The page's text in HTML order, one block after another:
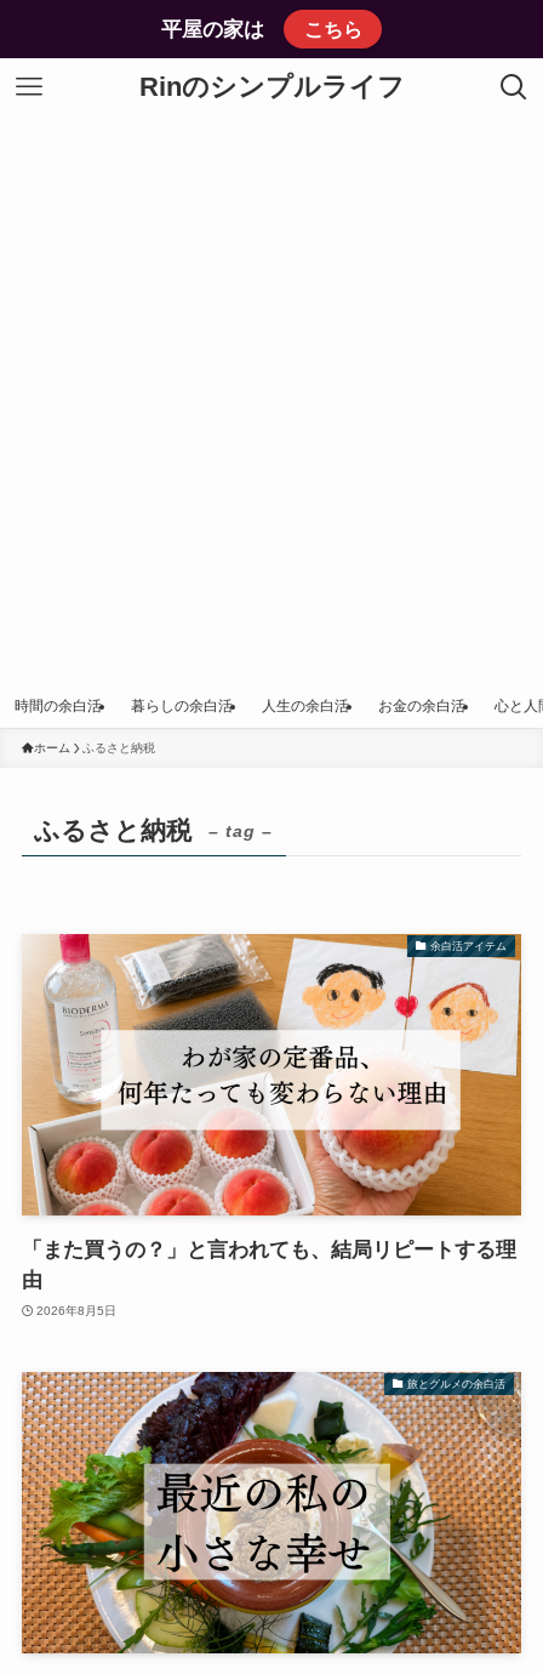
平屋の家は こちら
Rinのシンプルライフ
時間の余白活 暮らしの余白活 人生の余白活 お金の余白活 心と人
ホーム ふるさと納税
ふるさと納税 – tag –
余白活アイテム
「また買うの？」と言われても、結局リピートする理
由
2026年8月5日
旅とグルメの余白活